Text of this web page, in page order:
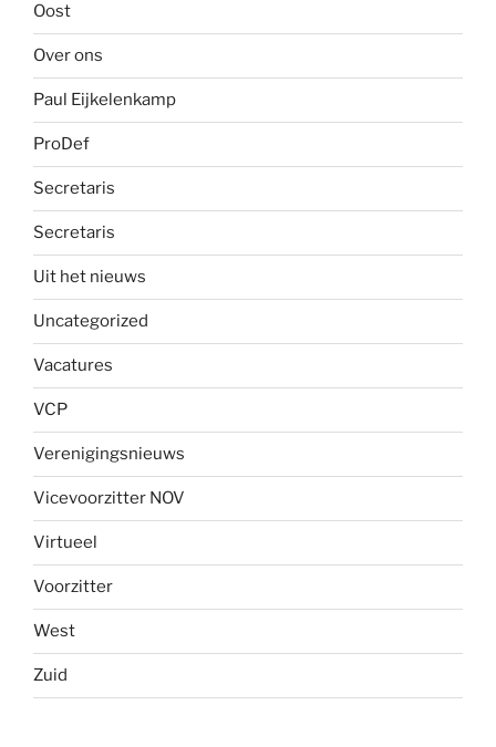
Oost
Over ons
Paul Eijkelenkamp
ProDef
Secretaris
Secretaris
Uit het nieuws
Uncategorized
Vacatures
VCP
Verenigingsnieuws
Vicevoorzitter NOV
Virtueel
Voorzitter
West
Zuid